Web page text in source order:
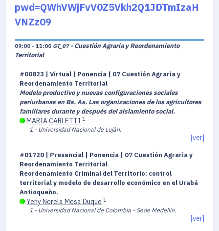
pwd=QWhVWjFvV0Z5Vkh2Q1JDTmIzaH
VNZz09
09:00 - 11:00 GT_07 - Cuestión Agraria y Reordenamiento
Territorial
#00823 | Virtual | Ponencia | 07 Cuestión Agraria y
Reordenamiento Territorial
Modelo productivo y nuevas configuraciones sociales
periurbanas en Bs. As. Las organizaciones de los agricultores
familiares durante y después del aislamiento social.
MARIA CARLETTI 1
1 - Universidad Nacional de Luján.
[ver]
#01720 | Presencial | Ponencia | 07 Cuestión Agraria y
Reordenamiento Territorial
Reordenamiento Criminal del Territorio: control
territorial y modelo de desarrollo económico en el Urabá
Antioqueño.
Yeny Norela Mesa Duque 1
1 - Universidad Nacional de Colombia - Sede Medellín.
[ver]